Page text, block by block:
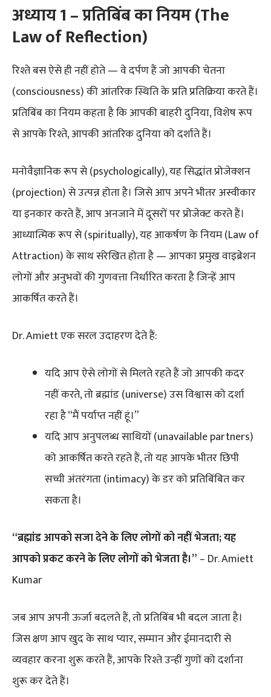
अध्याय 1 – प्रतिबिंब का नियम (The
Law of Reflection)
रिश्ते बस ऐसे ही नहीं होते — वे दर्पण हैं जो आपकी चेतना
(consciousness) की आंतरिक स्थिति के प्रति प्रतिक्रिया करते हैं।
प्रतिबिंब का नियम कहता है कि आपकी बाहरी दुनिया, विशेष रूप
से आपके रिश्ते, आपकी आंतरिक दुनिया को दर्शाते हैं।
मनोवैज्ञानिक रूप से (psychologically), यह सिद्धांत प्रोजेक्शन
(projection) से उत्पन्न होता है। जिसे आप अपने भीतर अस्वीकार
या इनकार करते हैं, आप अनजाने में दूसरों पर प्रोजेक्ट करते हैं।
आध्यात्मिक रूप से (spiritually), यह आकर्षण के नियम (Law of
Attraction) के साथ संरेखित होता है — आपका प्रमुख वाइब्रेशन
लोगों और अनुभवों की गुणवत्ता निर्धारित करता है जिन्हें आप
आकर्षित करते हैं।
Dr. Amiett एक सरल उदाहरण देते हैं:
यदि आप ऐसे लोगों से मिलते रहते हैं जो आपकी कदर
नहीं करते, तो ब्रह्मांड (universe) उस विश्वास को दर्शा
रहा है “मैं पर्याप्त नहीं हूं।”
यदि आप अनुपलब्ध साथियों (unavailable partners)
को आकर्षित करते रहते हैं, तो यह आपके भीतर छिपी
सच्ची अंतरंगता (intimacy) के डर को प्रतिबिंबित कर
सकता है।
“ब्रह्मांड आपको सजा देने के लिए लोगों को नहीं भेजता; यह
आपको प्रकट करने के लिए लोगों को भेजता है।” – Dr. Amiett
Kumar
जब आप अपनी ऊर्जा बदलते हैं, तो प्रतिबिंब भी बदल जाता है।
जिस क्षण आप खुद के साथ प्यार, सम्मान और ईमानदारी से
व्यवहार करना शुरू करते हैं, आपके रिश्ते उन्हीं गुणों को दर्शाना
शुरू कर देते हैं।